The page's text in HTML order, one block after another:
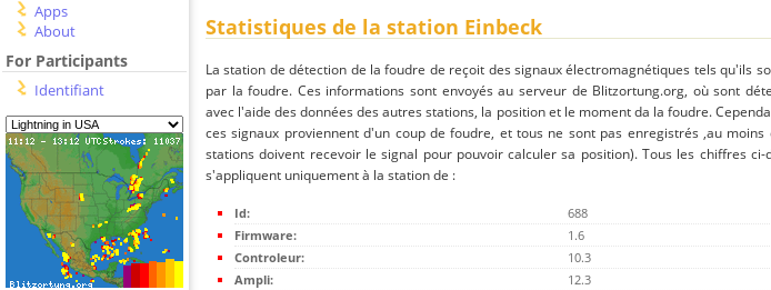
Apps
About
For Participants
Identifiant
Statistiques de la station Einbeck
La station de détection de la foudre de reçoit des signaux électromagnétiques tels qu'ils
par la foudre. Ces informations sont envoyés au serveur de Blitzortung.org, où sont
avec l'aide des données des autres stations, la position et le moment da la foudre.
ces signaux proviennent d'un coup de foudre, et tous ne sont pas enregistrés ,au moins
stations doivent recevoir le signal pour pouvoir calculer sa position). Tous les chiffres ci-
s'appliquent uniquement à la station de :
Id:
688
Firmware:
1.6
Controleur:
10.3
Ampli:
12.3